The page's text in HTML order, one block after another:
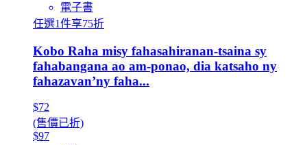
電子書
任選1件享75折
Kobo Raha misy fahasahiranan-tsaina sy
fahabangana ao am-ponao, dia katsaho ny
fahazavan’ny faha...
$72
(售價已折)
$97